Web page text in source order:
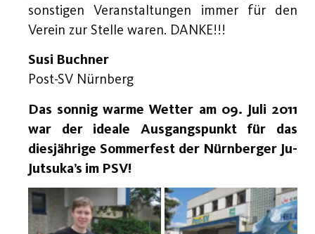
sonstigen Veranstaltungen immer für den
Verein zur Stelle waren. DANKE!!!
Susi Buchner
Post-SV Nürnberg
Das sonnig warme Wetter am 09. Juli 2011
war der ideale Ausgangspunkt für das
diesjährige Sommerfest der Nürnberger Ju-
Jutsuka’s im PSV!